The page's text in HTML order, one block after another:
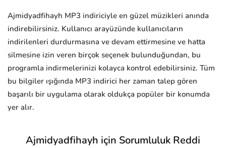
Ajmidyadfihayh MP3 indiriciyle en güzel müzikleri anında
indirebilirsiniz. Kullanıcı arayüzünde kullanıcıların
indirilenleri durdurmasına ve devam ettirmesine ve hatta
silmesine izin veren birçok seçenek bulunduğundan, bu
programla indirmelerinizi kolayca kontrol edebilirsiniz. Tüm
bu bilgiler ışığında MP3 indirici her zaman talep gören
başarılı bir uygulama olarak oldukça popüler bir konumda
yer alır.
Ajmidyadfihayh için Sorumluluk Reddi